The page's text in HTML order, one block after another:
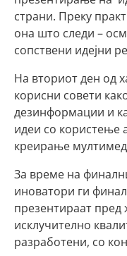
страни. Преку
она што следи –
сопствени идејни
На вториот ден од
корисни совети
дезинформации и
идеи со користење
креирање
За време на
иноватори ги
презентираат пред
исклучително
разработени, со